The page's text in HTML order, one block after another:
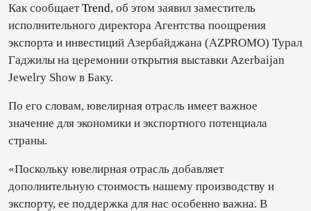
Как сообщаетTrend, об этом заявил заместитель
исполнительного директора Агентства поощрения
экспорта и инвестиций Азербайджана (AZPROMO) Турал
Гаджилы на церемонии открытия выставки Azerbaijan
Jewelry Show в Баку.
По его словам, ювелирная отрасль имеет важное
значение для экономики и экспортного потенциала
страны.
«Поскольку ювелирная отрасль добавляет
дополнительную стоимость нашему производству и
экспорту, ее поддержка для нас особенно важна. В